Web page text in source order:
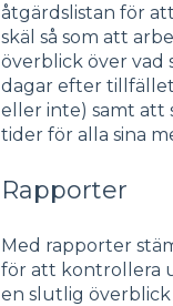
åtgärdslistan för
skäl så som att
överblick över vad
dagar efter
eller inte) samt att
tider för alla sina
Rapporter
Med rapporter
för att kontrollera
en slutlig